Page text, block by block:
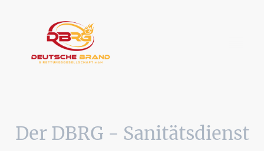
Der DBRG - Sanitätsdienst